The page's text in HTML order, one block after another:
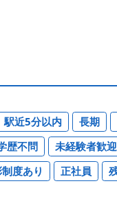
駅近5分以内 長期
歴不問 未経験者歓迎
度あり 正社員